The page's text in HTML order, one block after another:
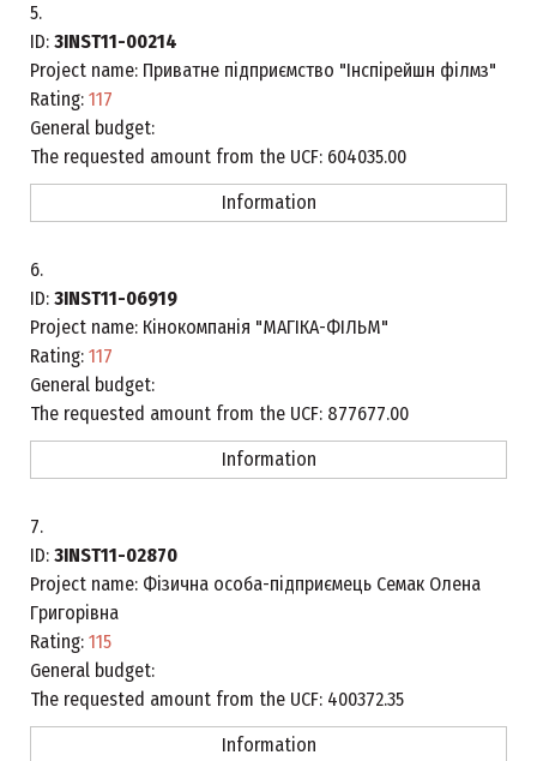
5.
ID: 3INST11-00214
Project name: Приватне підприємство "Інспірейшн філмз"
Rating: 117
General budget:
The requested amount from the UCF: 604035.00
Information
6.
ID: 3INST11-06919
Project name: Кінокомпанія "МАГІКА-ФІЛЬМ"
Rating: 117
General budget:
The requested amount from the UCF: 877677.00
Information
7.
ID: 3INST11-02870
Project name: Фізична особа-підприємець Семак Олена
Григорівна
Rating: 115
General budget:
The requested amount from the UCF: 400372.35
Information